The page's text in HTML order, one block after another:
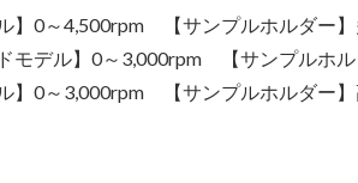
】0～4,500rpm 【サンプルホルダー
モデル】0～3,000rpm 【サンプルホ
】0～3,000rpm 【サンプルホルダー